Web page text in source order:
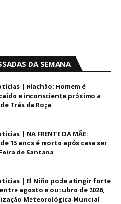
DA SEMANA
| Riachão: Homem é
e inconsciente próximo a
Trás da Roça
| NA FRENTE DA MÃE:
15 anos é morto após casa ser
de Santana
| El Niño pode atingir forte
agosto e outubro de 2026,
Meteorológica Mundial